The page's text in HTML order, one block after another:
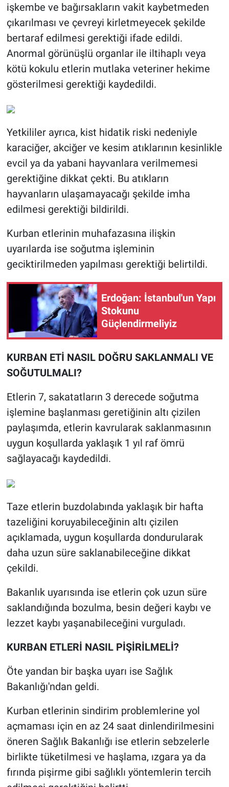
işkembe ve bağırsakların vakit kaybetmeden
çıkarılması ve çevreyi kirletmeyecek şekilde
bertaraf edilmesi gerektiği ifade edildi.
Anormal görünüşlü organlar ile iltihaplı veya
kötü kokulu etlerin mutlaka veteriner hekime
gösterilmesi gerektiği kaydedildi.
Yetkililer ayrıca, kist hidatik riski nedeniyle
karaciğer, akciğer ve kesim atıklarının kesinlikle
evcil ya da yabani hayvanlara verilmemesi
gerektiğine dikkat çekti. Bu atıkların
hayvanların ulaşamayacağı şekilde imha
edilmesi gerektiği bildirildi.
Kurban etlerinin muhafazasına ilişkin
uyarılarda ise soğutma işleminin
geciktirilmeden yapılması gerektiği belirtildi.
Erdoğan: İstanbul'un Yapı
Stokunu
Güçlendirmeliyiz
KURBAN ETİ NASIL DOĞRU SAKLANMALI VE
SOĞUTULMALI?
Etlerin 7, sakatatların 3 derecede soğutma
işlemine başlanması geretiğinin altı çizilen
paylaşımda, etlerin kavrularak saklanmasının
uygun koşullarda yaklaşık 1 yıl raf ömrü
sağlayacağı kaydedildi.
Taze etlerin buzdolabında yaklaşık bir hafta
tazeliğini koruyabileceğinin altı çizilen
açıklamada, uygun koşullarda dondurularak
daha uzun süre saklanabileceğine dikkat
çekildi.
Bakanlık uyarısında ise etlerin çok uzun süre
saklandığında bozulma, besin değeri kaybı ve
lezzet kaybı yaşanabileceğini vurguladı.
KURBAN ETLERİ NASIL PİŞİRİLMELİ?
Öte yandan bir başka uyarı ise Sağlık
Bakanlığı'ndan geldi.
Kurban etlerinin sindirim problemlerine yol
açmaması için en az 24 saat dinlendirilmesini
öneren Sağlık Bakanlığı ise etlerin sebzelerle
birlikte tüketilmesi ve haşlama, ızgara ya da
fırında pişirme gibi sağlıklı yöntemlerin tercih